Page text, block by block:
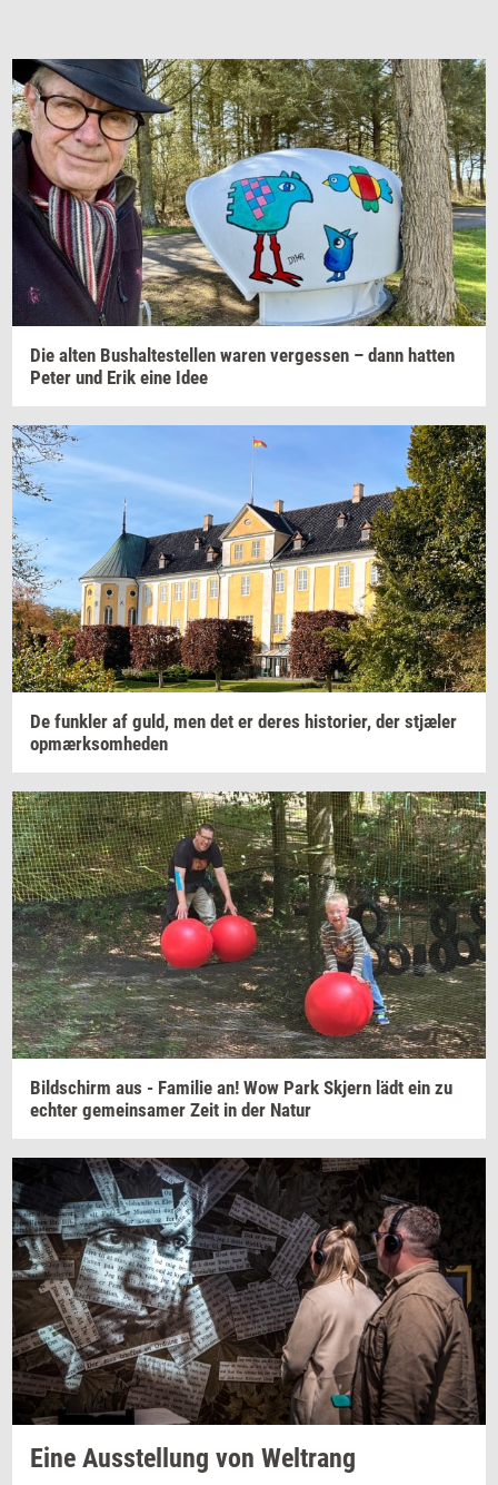
Die alten Bus­hal­te­stel­len waren ver­ge­s­sen – dann hat­ten
Peter und Erik eine Idee
De funk­ler af guld, men det er deres hi­sto­ri­er, der stjæ­ler
op­mærk­som­he­den
Bilds­chirm aus - Fa­mi­lie an! Wow Park Skjern lädt ein zu
ech­ter ge­me­in­sa­mer Zeit in der Natur
Eine Aus­stel­lung von Wel­trang